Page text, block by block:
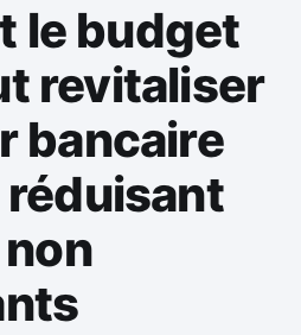
le budget
revitaliser
bancaire